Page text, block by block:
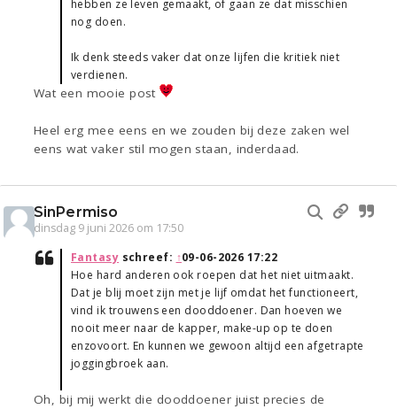
hebben ze leven gemaakt, of gaan ze dat misschien
nog doen.
Ik denk steeds vaker dat onze lijfen die kritiek niet
verdienen.
Wat een mooie post
Heel erg mee eens en we zouden bij deze zaken wel
eens wat vaker stil mogen staan, inderdaad.
SinPermiso
dinsdag 9 juni 2026 om 17:50
Fantasy schreef: ↑09-06-2026 17:22
Hoe hard anderen ook roepen dat het niet uitmaakt.
Dat je blij moet zijn met je lijf omdat het functioneert,
vind ik trouwens een dooddoener. Dan hoeven we
nooit meer naar de kapper, make-up op te doen
enzovoort. En kunnen we gewoon altijd een afgetrapte
joggingbroek aan.
Oh, bij mij werkt die dooddoener juist precies de